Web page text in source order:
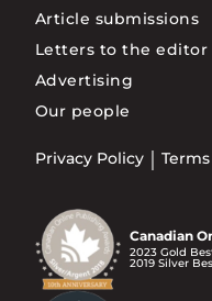
Article submissions
Letters to the editor
Advertising
Our people
Privacy Policy
Canadian
2023 Gold
2019 Silver